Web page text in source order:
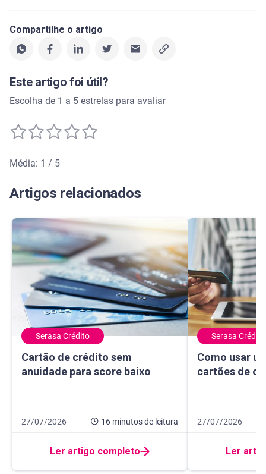
Compartilhe o artigo
Este artigo foi útil?
Escolha de 1 a 5 estrelas para avaliar
Média: 1 / 5
Artigos relacionados
Serasa Crédito
Cartão de crédito sem
anuidade para score baixo
Cartão de crédito sem anuidade para score baixo
Data de publicação 27 de julho de 2026
27/07/2026 16 minutosde leitura
16 minutos de leitura
Ler artigo completo
Serasa Crédito
Como usar
cartões de
Como usar um
Data de
27/07/2026
10 minutos de
Ler